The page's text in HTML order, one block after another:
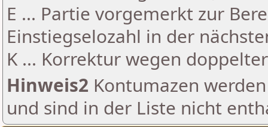
E ... Partie vorgemerkt zur
Einstiegselozahl in der
K ... Korrektur wegen
Hinweis2 Kontumazen
und sind in der Liste nicht